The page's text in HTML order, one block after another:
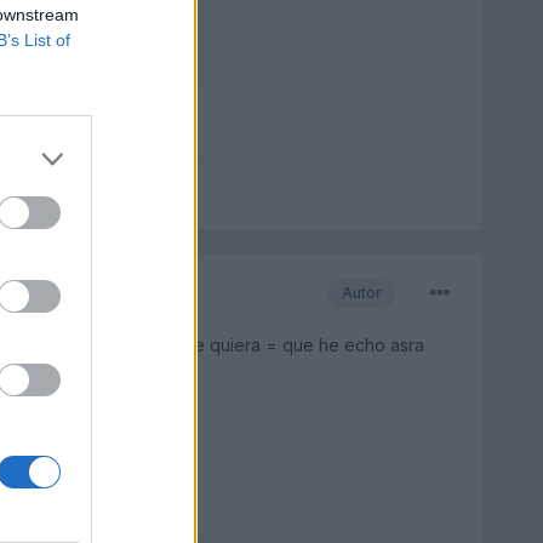
List of
Autor
un medico forense que quiera = que he echo asra